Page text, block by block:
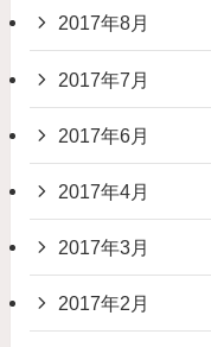
2017年8月
2017年7月
2017年6月
2017年4月
2017年3月
2017年2月